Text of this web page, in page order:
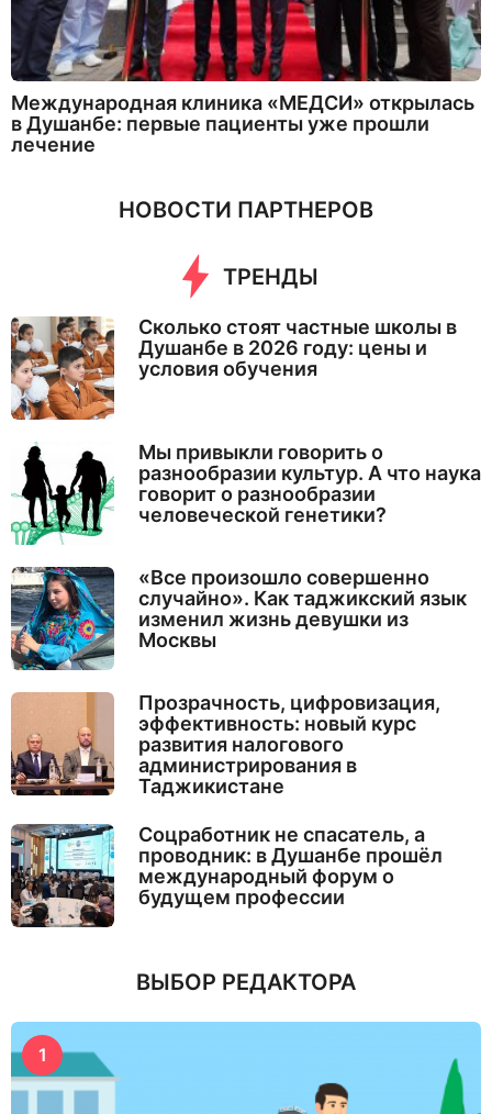
Международная клиника «МЕДСИ» открылась
в Душанбе: первые пациенты уже прошли
лечение
НОВОСТИ ПАРТНЕРОВ
ТРЕНДЫ
Сколько стоят частные школы в
Душанбе в 2026 году: цены и
условия обучения
Мы привыкли говорить о
разнообразии культур. А что наука
говорит о разнообразии
человеческой генетики?
«Все произошло совершенно
случайно». Как таджикский язык
изменил жизнь девушки из
Москвы
Прозрачность, цифровизация,
эффективность: новый курс
развития налогового
администрирования в
Таджикистане
Соцработник не спасатель, а
проводник: в Душанбе прошёл
международный форум о
будущем профессии
ВЫБОР РЕДАКТОРА
1